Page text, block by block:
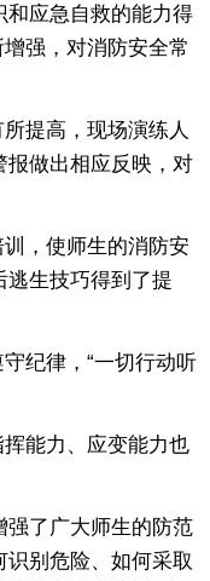
应急自救的能力得
强，对消防安全常
提高，现场演练人
报做出相应反映，对
，使师生的消防安
逃生技巧得到了提
纪律，“一切行动听
能力、应变能力也
了广大师生的防范
别危险、如何采取